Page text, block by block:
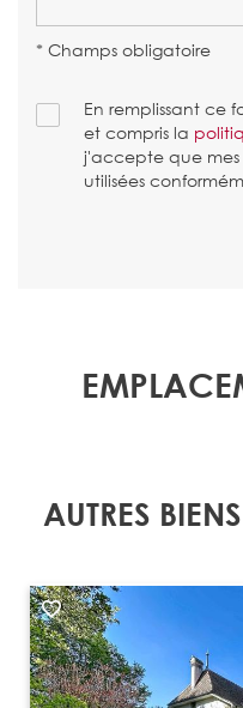
* Champs obligatoire
En remplissant ce
et compris la
j'accepte que mes
utilisées
AUTRES